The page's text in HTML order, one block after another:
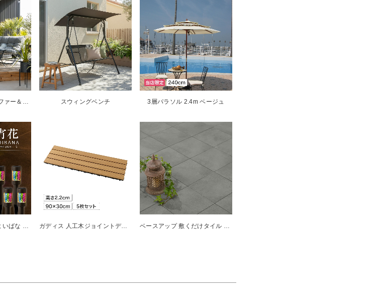
ダラス 折りたたみ ソファー＆チェアー3点セット スウィングベンチ 3層パラソル 2.4m ベージュ
ソーラーライト 宵花よいばな S 6個セット ガディス 人工木ジョイントデッキ 90 ナチュラル 5枚組 ベースアップ 敷くだけタイル 磁器 ダークグレー 9枚組